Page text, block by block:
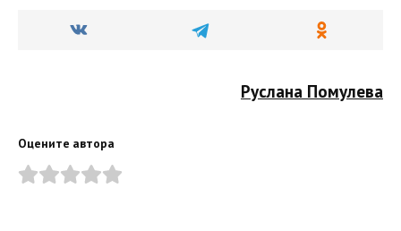
Руслана Помулева
Оцените автора